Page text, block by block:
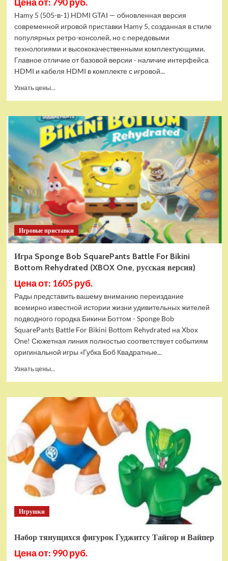
Hamy 5 (505-в-1) HDMI GTAI — обновленная версия
современной игровой приставки Hamy 5, созданная в стиле
популярных ретро-консолей, но с передовыми
технологиями и высококачественными комплектующими.
Главное отличие от базовой версии - наличие интерфейса
HDMI и кабеля HDMI в комплекте с игровой...
Узнать цены...
Игровая
приставка
Hamy
5
(505-
в-1)
HDMI
GTA
Игровые приставки
Игра Sponge Bob SquarePants Battle For Bikini
Bottom Rehydrated (XBOX One, русская версия)
Цена от: 1605 руб.
Рады представить вашему вниманию переиздание
всемирно известной истории жизни удивительных жителей
подводного городка Бикини Боттом - Sponge Bob
SquarePants Battle For Bikini Bottom Rehydrated на Xbox
One! Сюжетная линия полностью соответствует событиям
оригинальной игры «Губка Боб Квадратные...
Узнать цены...
Игра
Sponge
Bob
SquarePants
Battle
For
Bikini
Bottom
Rehydrated
(XBOX
Игрушки
Набор тянущихся фигурок Гуджитсу Тайгор и Вайпер
Цена от: 990 руб.